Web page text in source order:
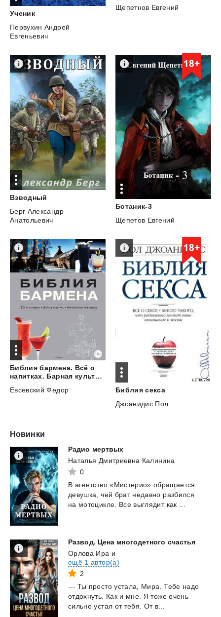
Ученик
Первухин Андрей
Евгеньевич
Щепетнов Евгений
Взводный
Берг Александр
Анатольевич
Ботаник-3
Щепетов Евгений
Библия бармена. Всё о
напитках. Барная культура. Коктейльная революция
Евсевский Федор
Библия секса
Джоанидис Пол
Новинки
Радио мертвых
Наталья Дмитриевна Калинина
0
В агентство «Мистерио» обращается
девушка, чей брат недавно разбился
на мотоцикле. Все выглядит как ...
Развод. Цена многодетного счастья
Орлова Ира и
ещё 1 автор(а)
2
— Ты просто устала, Мира. Тебе надо
отдохнуть. Как и мне. Я тоже очень
сильно устал от тебя. От в...